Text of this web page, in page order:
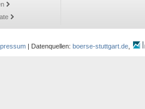
| Datenquellen: boerse-stuttgart.de,